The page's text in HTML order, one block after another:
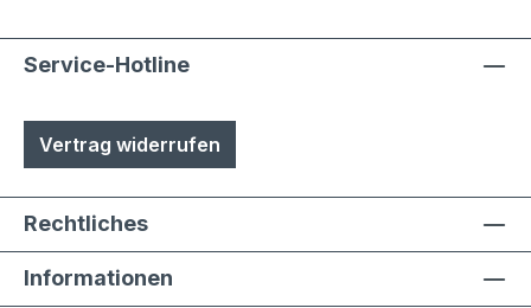
Service-Hotline
Vertrag widerrufen
Rechtliches
Informationen